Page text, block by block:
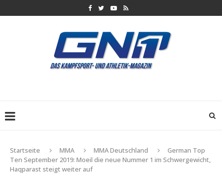
Startseite MMA MMA Deutschland
German Top
Ten September 2019: Moeil die neue Nummer 1 im Schwergewicht,
Haqparast steigt weiter auf